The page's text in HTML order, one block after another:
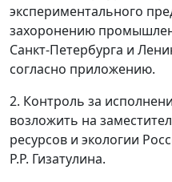
экспериментального
захоронению
Санкт-Петербурга и
согласно приложению.
2. Контроль за
возложить на
ресурсов и экологии
P.P. Гизатулина.